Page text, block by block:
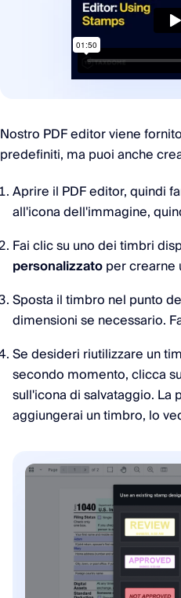
Nostro PDF editor viene
predefiniti, ma puoi anche
Aprire il PDF editor, quindi
all'icona dell'immagine,
Fai clic su uno dei timbri
personalizzatoper crearne
Sposta il timbro nel punto
dimensioni se necessario.
Se desideri riutilizzare un
secondo momento, clicca
sull'icona di salvataggio. La
aggiungerai un timbro, lo